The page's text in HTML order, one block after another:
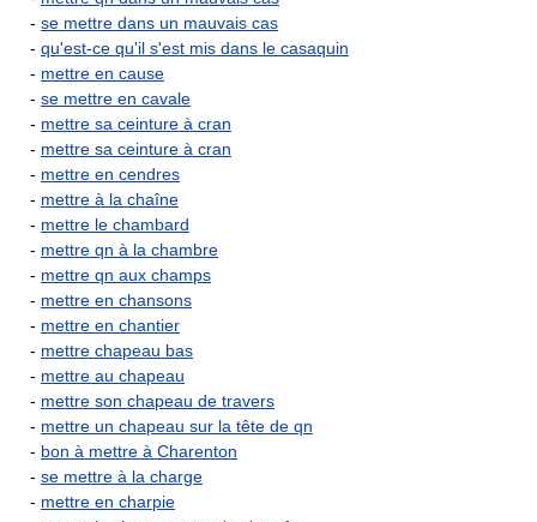
- se mettre dans un mauvais cas
- qu'est-ce qu'il s'est mis dans le casaquin
- mettre en cause
- se mettre en cavale
- mettre sa ceinture à cran
- mettre sa ceinture à cran
- mettre en cendres
- mettre à la chaîne
- mettre le chambard
- mettre qn à la chambre
- mettre qn aux champs
- mettre en chansons
- mettre en chantier
- mettre chapeau bas
- mettre au chapeau
- mettre son chapeau de travers
- mettre un chapeau sur la tête de qn
- bon à mettre à Charenton
- se mettre à la charge
- mettre en charpie